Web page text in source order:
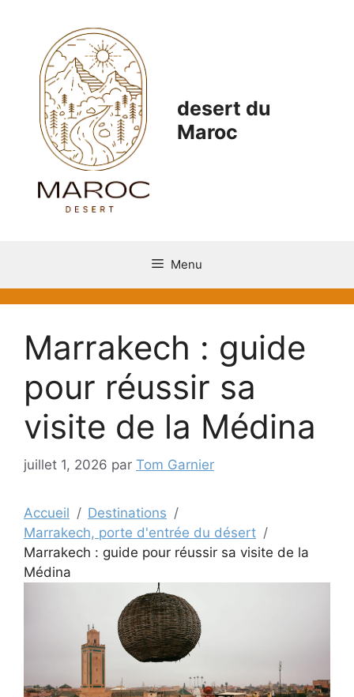
contenu
desert du
Maroc
Menu
Marrakech : guide
pour réussir sa
visite de la Médina
juillet 1, 2026 par Tom Garnier
Accueil
Destinations
Marrakech, porte d'entrée du désert
Marrakech : guide pour réussir sa visite de la
Médina